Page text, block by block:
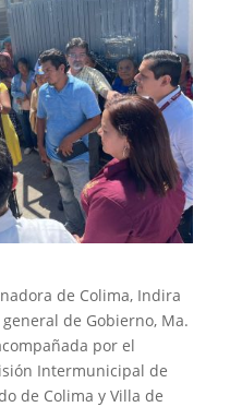
de Colima, Indira
de Gobierno, Ma.
por el
Intermunicipal de
de Colima y Villa de